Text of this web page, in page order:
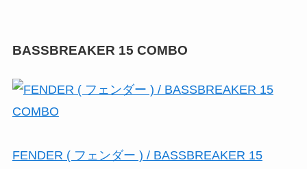
BASSBREAKER 15 COMBO
FENDER ( フェンダー ) / BASSBREAKER 15